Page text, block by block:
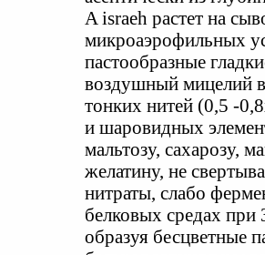
A israeh растет на
микроаэрофильных
пастообразные
воздушный мицелий
тонких нитей (0,5 -
и шаровидных
мальтозу, сахарозу,
желатину, не
нитраты, слабо
белковых средах при
образуя бесцветные